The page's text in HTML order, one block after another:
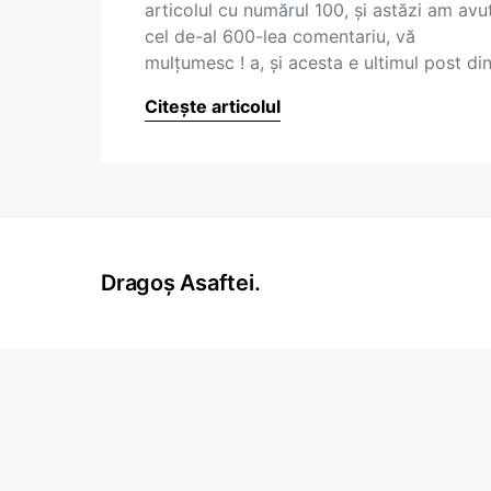
articolul cu numărul 100, şi astăzi am
cel de-al 600-lea comentariu, vă
mulţumesc ! a, şi acesta e ultimul post
Citește articolul
Dragoș Asaftei.